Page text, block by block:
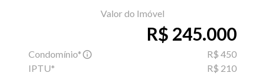
Valor do Imóvel
R$ 245.000
Condomínio*
R$ 450
IPTU*
R$ 210